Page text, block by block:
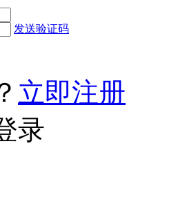
发送验证码
立即注册
录